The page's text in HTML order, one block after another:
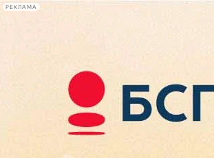
РЕКЛАМА
Сегодня:
2026.08.08
04:22
Афиша Plus